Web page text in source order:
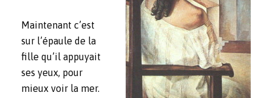
Maintenant c’est
sur l’épaule de la
fille qu’il appuyait
ses yeux, pour
mieux voir la mer.